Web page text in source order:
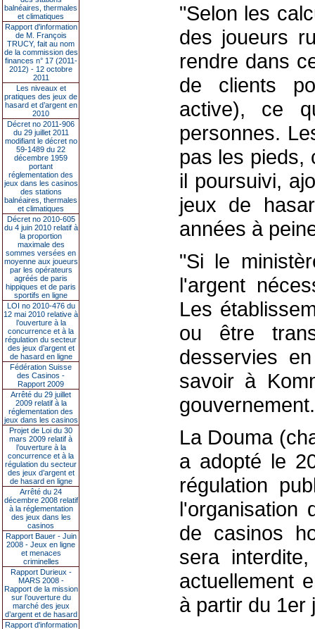
balnéaires, thermales
et climatiques
Rapport d'information
de M. François
TRUCY, fait au nom
de la commission des
finances n° 17 (2011-
2012) - 12 octobre
2011
Les niveaux et
pratiques des jeux de
hasard et d’argent en
2010
Décret no 2011-906
du 29 juillet 2011
modifiant le décret no
59-1489 du 22
décembre 1959
portant
réglementation des
jeux dans les casinos
des stations
balnéaires, thermales
et climatiques
Décret no 2010-605
du 4 juin 2010 relatif à
la proportion
maximale des
sommes versées en
moyenne aux joueurs
par les opérateurs
agréés de paris
hippiques et de paris
sportifs en ligne
LOI no 2010-476 du
12 mai 2010 relative à
l’ouverture à la
concurrence et à la
régulation du secteur
des jeux d’argent et
de hasard en ligne
Fédération Suisse
des Casinos -
Rapport 2009
Arrêté du 29 juillet
2009 relatif à la
réglementation des
jeux dans les casinos
Projet de Loi du 30
mars 2009 relatif à
l’ouverture à la
concurrence et à la
régulation du secteur
des jeux d’argent et
de hasard en ligne
Arrêté du 24
décembre 2008 relatif
à la réglementation
des jeux dans les
casinos
Rapport Bauer - Juin
2008 - Jeux en ligne
et menaces
criminelles
Rapport Durieux -
MARS 2008 -
Rapport de la mission
sur l’ouverture du
marché des jeux
d’argent et de hasard
Rapport d'information
"Selon les
des joueurs
rendre dans
de clients
active), ce
personnes.
pas les pieds,
il poursuivi,
jeux de
années à
"Si le
l'argent
Les
ou être
desservies
savoir à
gouvernement.
La Douma
a adopté le
régulation
l'organisation
de casinos
sera
actuellement
à partir du 1er